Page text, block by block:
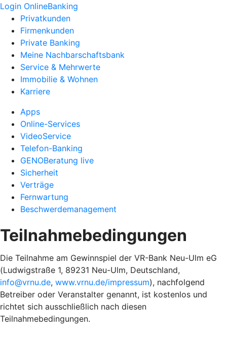
Login OnlineBanking
Privatkunden
Firmenkunden
Private Banking
Meine Nachbarschaftsbank
Service & Mehrwerte
Immobilie & Wohnen
Karriere
Apps
Online-Services
VideoService
Telefon-Banking
GENOBeratung live
Sicherheit
Verträge
Fernwartung
Beschwerdemanagement
Teilnahmebedingungen
Die Teilnahme am Gewinnspiel der VR-Bank Neu-Ulm eG
(Ludwigstraße 1, 89231 Neu-Ulm, Deutschland,
info@vrnu.de, www.vrnu.de/impressum), nachfolgend
Betreiber oder Veranstalter genannt, ist kostenlos und
richtet sich ausschließlich nach diesen
Teilnahmebedingungen.